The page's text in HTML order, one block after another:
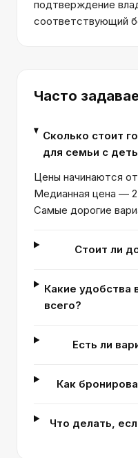
подтверждение
соответствующий
Часто
Сколько стоит
для семьи с
Цены начинаются
Медианная цена —
Самые дорогие
Стоит ли
Какие удобства
всего?
Есть ли
Как
Что делать,